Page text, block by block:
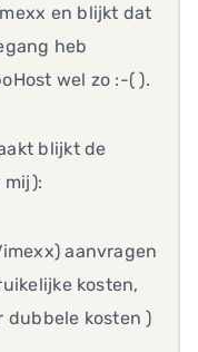
en blijkt dat
heb
wel zo :-( ).
blijkt de
mij):
aanvragen
kosten,
dubbele kosten )